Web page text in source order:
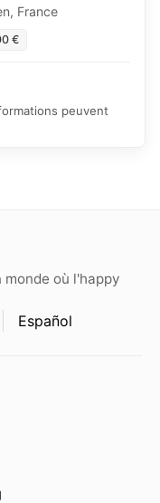
France
€
peuvent
où l'happy
Español